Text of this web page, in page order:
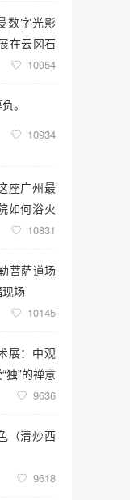
数字光影
在云冈石
10954
。
10934
座广州最
如何浴火
10831
菩萨道场
场
10145
展：中观
独”的禅意
9636
（清炒西
9618